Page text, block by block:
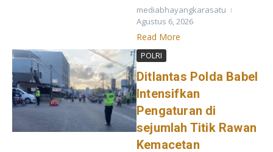
mediabhayangkarasatu
Agustus 6, 2026
Read More
POLRI
Ditlantas Polda Babel
Intensifkan
Pengaturan di
sejumlah Titik Rawan
Kemacetan